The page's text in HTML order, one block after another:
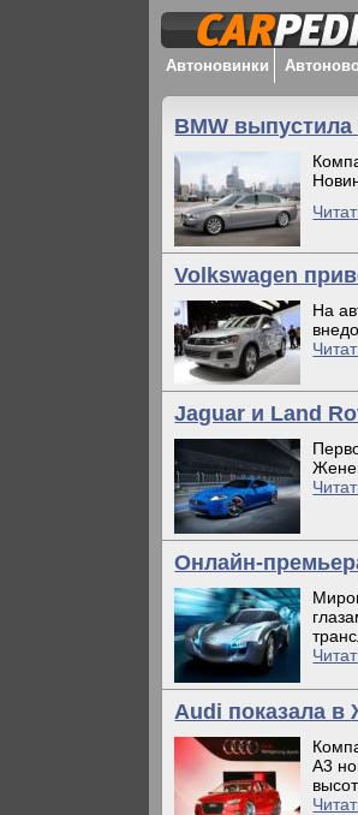
Автоновинки
BMW
Volkswagen
На
Jaguar и Land
Онлайн-
Audi показала в
А3